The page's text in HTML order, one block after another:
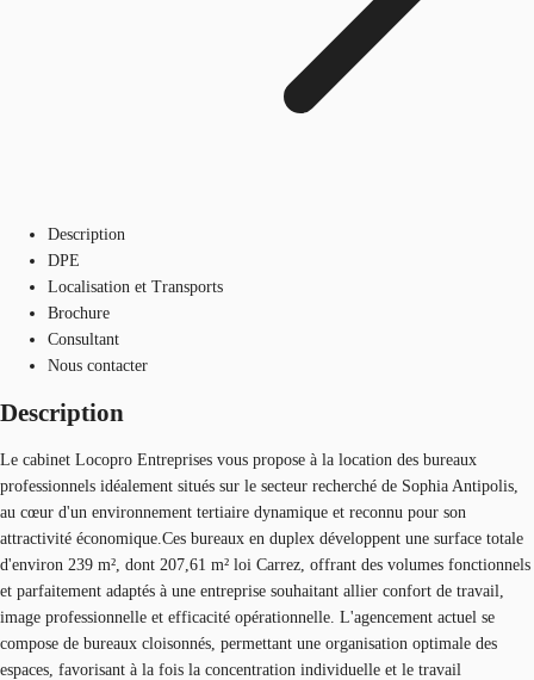
Description
DPE
Localisation et Transports
Brochure
Consultant
Nous contacter
Description
Le cabinet Locopro Entreprises vous propose à la location des bureaux
professionnels idéalement situés sur le secteur recherché de Sophia Antipolis,
au cœur d'un environnement tertiaire dynamique et reconnu pour son
attractivité économique.Ces bureaux en duplex développent une surface totale
d'environ 239 m², dont 207,61 m² loi Carrez, offrant des volumes fonctionnels
et parfaitement adaptés à une entreprise souhaitant allier confort de travail,
image professionnelle et efficacité opérationnelle. L'agencement actuel se
compose de bureaux cloisonnés, permettant une organisation optimale des
espaces, favorisant à la fois la concentration individuelle et le travail